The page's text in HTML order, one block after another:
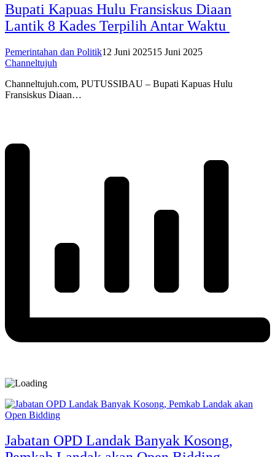
Bupati Kapuas Hulu Fransiskus Diaan
Lantik 8 Kades Terpilih Antar Waktu
Pemerintahan dan Politik12 Juni 202515 Juni 2025
Channeltujuh
Channeltujuh.com, PUTUSSIBAU – Bupati Kapuas Hulu
Fransiskus Diaan…
Jabatan OPD Landak Banyak Kosong,